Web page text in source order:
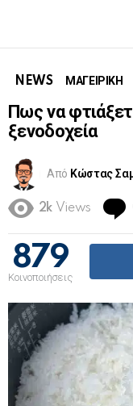
NEWS ΜΑΓΕΙΡΙΚΗ
Πως να
ξενοδοχεία
Από Κώστας
2k Views
879
Κοινοποιήσεις